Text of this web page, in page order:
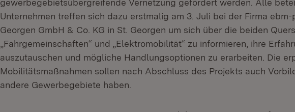
gewerbegebietsübergreifende Vernetzung gefördert werden. Alle
Unternehmen treffen sich dazu erstmalig am 3. Juli bei der Firma
Georgen GmbH & Co. KG in St. Georgen um sich über die beiden
„Fahrgemeinschaften“ und „Elektromobilität“ zu informieren, ihre
auszutauschen und mögliche Handlungsoptionen zu erarbeiten. Die
Mobilitätsmaßnahmen sollen nach Abschluss des Projekts auch
andere Gewerbegebiete haben.